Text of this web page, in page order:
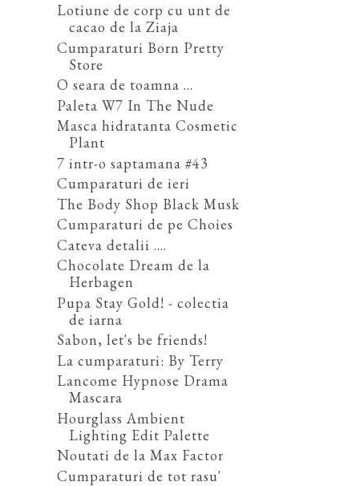
Lotiune de corp cu unt de
cacao de la Ziaja
Cumparaturi Born Pretty
Store
O seara de toamna ...
Paleta W7 In The Nude
Masca hidratanta Cosmetic
Plant
7 intr-o saptamana #43
Cumparaturi de ieri
The Body Shop Black Musk
Cumparaturi de pe Choies
Cateva detalii ....
Chocolate Dream de la
Herbagen
Pupa Stay Gold! - colectia
de iarna
Sabon, let's be friends!
La cumparaturi: By Terry
Lancome Hypnose Drama
Mascara
Hourglass Ambient
Lighting Edit Palette
Noutati de la Max Factor
Cumparaturi de tot rasu'